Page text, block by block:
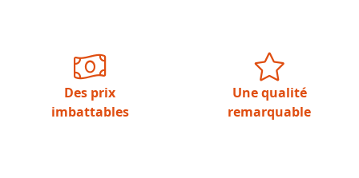
Des prix
imbattables
Une qualité
remarquable